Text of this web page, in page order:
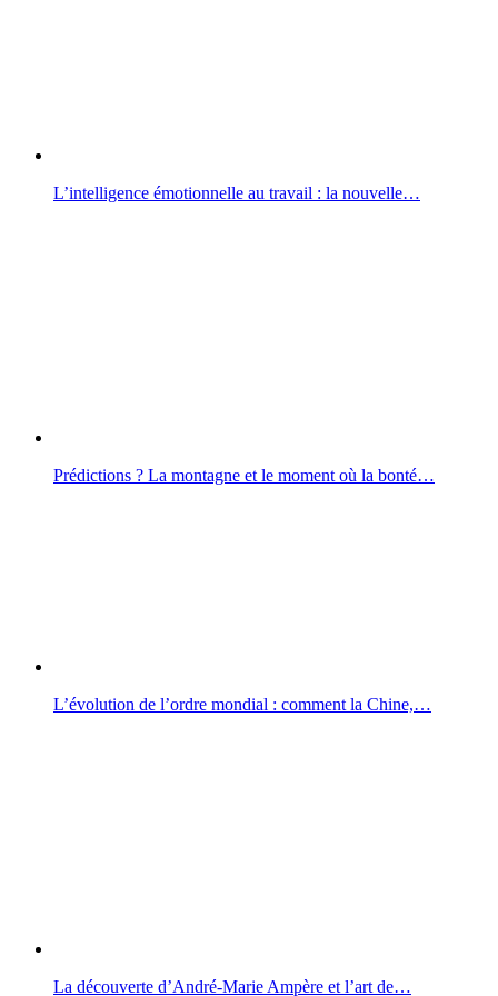
L’intelligence émotionnelle au travail : la nouvelle…
Prédictions ? La montagne et le moment où la bonté…
L’évolution de l’ordre mondial : comment la Chine,…
La découverte d’André-Marie Ampère et l’art de…